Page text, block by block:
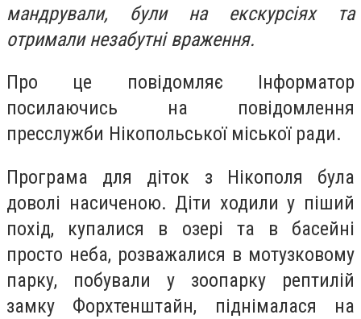
мандрували, були на екскурсіях та
отримали незабутні враження.
Про це повідомляє Інформатор
посилаючись на повідомлення
пресслужби Нікопольської міської ради.
Програма для діток з Нікополя була
доволі насиченою. Діти ходили у піший
похід, купалися в озері та в басейні
просто неба, розважалися в мотузковому
парку, побували у зоопарку рептилій
замку Форхтенштайн, піднімалася на